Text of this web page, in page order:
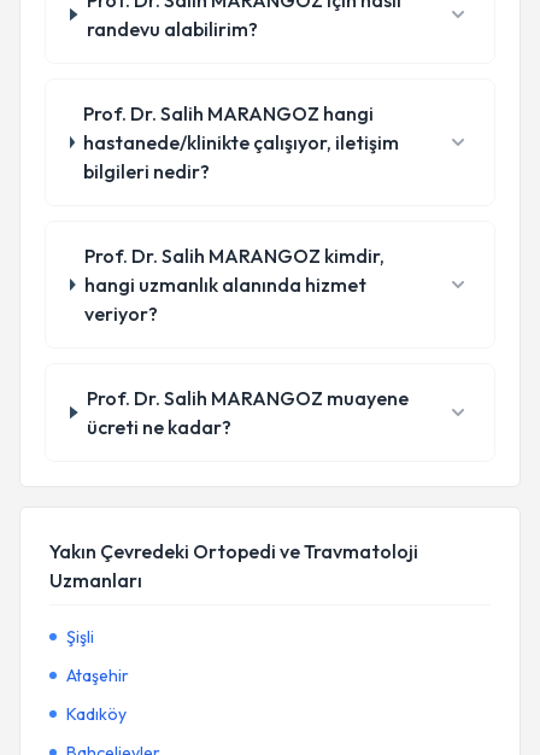
randevu alabilirim?
Prof. Dr. Salih MARANGOZ hangi
hastanede/klinikte çalışıyor, iletişim
bilgileri nedir?
Prof. Dr. Salih MARANGOZ kimdir,
hangi uzmanlık alanında hizmet
veriyor?
Prof. Dr. Salih MARANGOZ muayene
ücreti ne kadar?
Yakın Çevredeki Ortopedi ve Travmatoloji
Uzmanları
Şişli
Ataşehir
Kadıköy